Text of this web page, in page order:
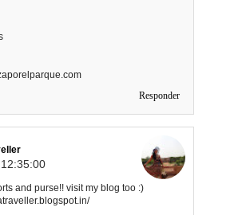
Responder
and purse!! visit my blog too :)